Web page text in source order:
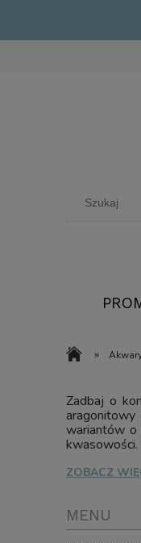
»
Zadbaj o
aragonitowy
wariantów o
kwasowości.
ZOBACZ
MENU